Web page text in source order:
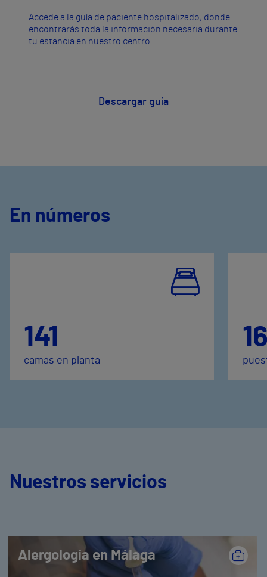
Accede a la guía de paciente hospitalizado, donde
encontrarás toda la información necesaria durante
tu estancia en nuestro centro.
Descargar guía
En números
141
camas en planta
Nuestros servicios
Alergología en Málaga